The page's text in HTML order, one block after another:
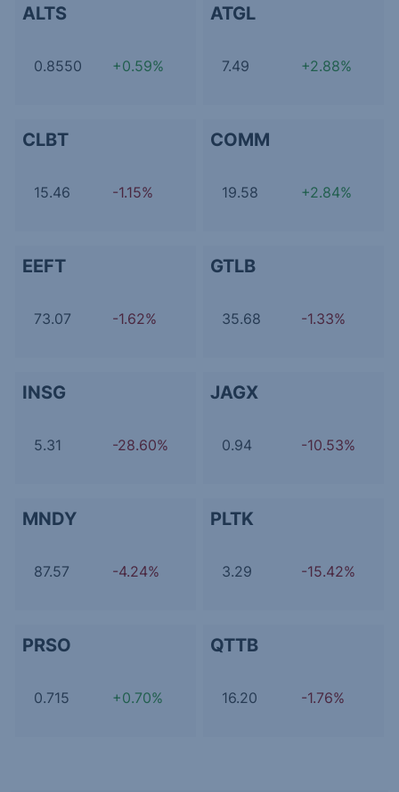
ALTS
0.8550 +0.59%
ATGL
7.49 +2.88%
CLBT
15.46 -1.15%
COMM
19.58 +2.84%
EEFT
73.07 -1.62%
GTLB
35.68 -1.33%
INSG
5.31 -28.60%
JAGX
0.94 -10.53%
MNDY
87.57 -4.24%
PLTK
3.29 -15.42%
PRSO
0.715 +0.70%
QTTB
16.20 -1.76%